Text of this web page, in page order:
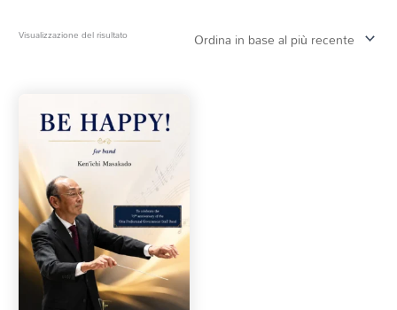
Composizioni originali
Natale
QR base
QR esecuzione
Trascrizioni e Arrangiamenti
Visualizzazione del risultato